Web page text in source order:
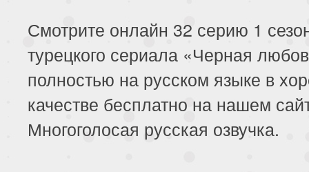
Смотрите онлайн 32 серию 1
турецкого сериала «Черная
полностью на русском языке в
качестве бесплатно на нашем
Многоголосая русская озвучка.